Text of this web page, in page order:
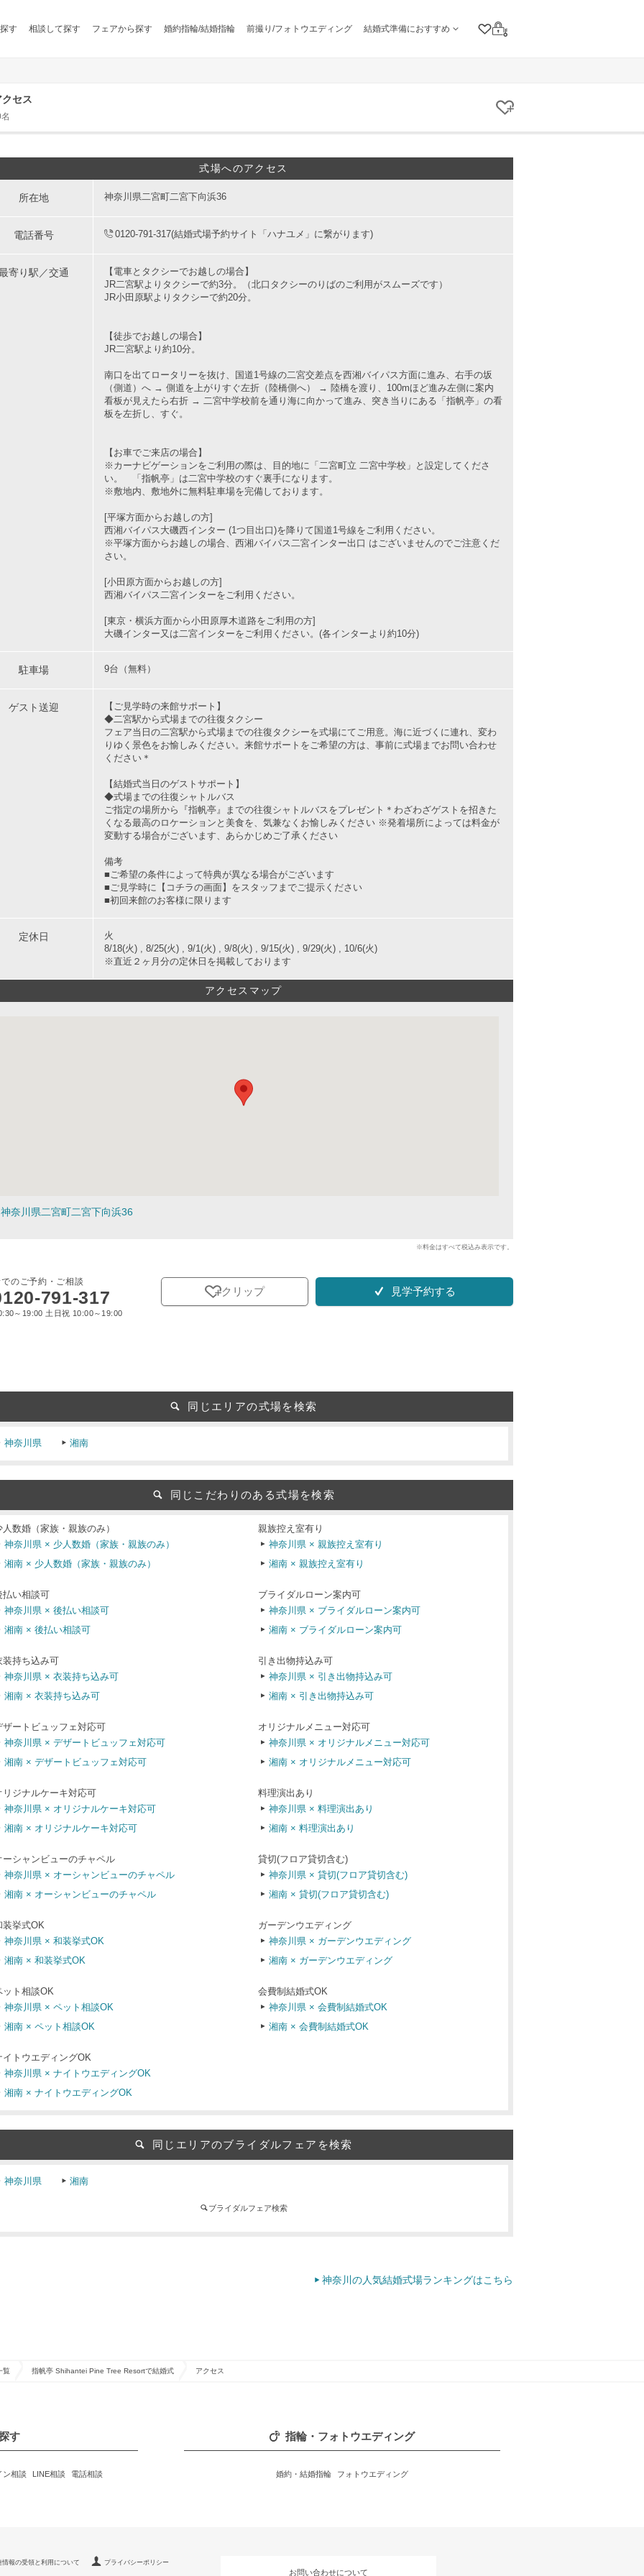
す 相談して探す フェアから探す 婚約指輪/結婚指輪 前撮り/フォトウエディング 結婚式準備におすすめ
クリップリスト
ログイン
セス
クリップする
式場へのアクセス
所在地 神奈川県二宮町二宮下向浜36
電話番号 0120-791-317(結婚式場予約サイト「ハナユメ」に繋がります)
寄り駅／交通
【電車とタクシーでお越しの場合】
JR二宮駅よりタクシーで約3分。（北口タクシーのりばのご利用がスムーズです）
JR小田原駅よりタクシーで約20分。
【徒歩でお越しの場合】
JR二宮駅より約10分。
南口を出てロータリーを抜け、国道1号線の二宮交差点を西湘バイパス方面に進み、右手の坂
（側道）へ → 側道を上がりすぐ左折（陸橋側へ） → 陸橋を渡り、100mほど進み左側に案内
看板が見えたら右折 → 二宮中学校前を通り海に向かって進み、突き当りにある「指帆亭」の看
板を左折し、すぐ。
【お車でご来店の場合】
※カーナビゲーションをご利用の際は、目的地に「二宮町立 二宮中学校」と設定してくださ
い。 「指帆亭」は二宮中学校のすぐ裏手になります。
※敷地内、敷地外に無料駐車場を完備しております。
[平塚方面からお越しの方]
西湘バイパス大磯西インター (1つ目出口)を降りて国道1号線をご利用ください。
※平塚方面からお越しの場合、西湘バイパス二宮インター出口 はございませんのでご注意くだ
さい。
[小田原方面からお越しの方]
西湘バイパス二宮インターをご利用ください。
[東京・横浜方面から小田原厚木道路をご利用の方]
大磯インター又は二宮インターをご利用ください。(各インターより約10分)
駐車場 9台（無料）
ゲスト送迎
【ご見学時の来館サポート】
◆二宮駅から式場までの往復タクシー
フェア当日の二宮駅から式場までの往復タクシーを式場にてご用意。海に近づくに連れ、変わ
りゆく景色をお愉しみください。来館サポートをご希望の方は、事前に式場までお問い合わせ
ください＊
【結婚式当日のゲストサポート】
◆式場までの往復シャトルバス
ご指定の場所から『指帆亭』までの往復シャトルバスをプレゼント＊わざわざゲストを招きた
くなる最高のロケーションと美食を、気兼なくお愉しみください ※発着場所によっては料金が
変動する場合がございます、あらかじめご了承ください
備考
■ご希望の条件によって特典が異なる場合がございます
■ご見学時に【コチラの画面】をスタッフまでご提示ください
■初回来館のお客様に限ります
定休日
火
8/18(火) , 8/25(火) , 9/1(火) , 9/8(火) , 9/15(火) , 9/29(火) , 10/6(火)
※直近２ヶ月分の定休日を掲載しております
アクセスマップ
神奈川県二宮町二宮下向浜36
※料金はすべて税込み表示です。
のご予約・ご相談
791-317
～19:00 土日祝 10:00～19:00
クリップ 見学予約する
同じエリアの式場を検索
神奈川県 湘南
同じこだわりのある式場を検索
人数婚（家族・親族のみ）
神奈川県 × 少人数婚（家族・親族のみ）
湘南 × 少人数婚（家族・親族のみ）
親族控え室有り
神奈川県 × 親族控え室有り
湘南 × 親族控え室有り
払い相談可
神奈川県 × 後払い相談可
湘南 × 後払い相談可
ブライダルローン案内可
神奈川県 × ブライダルローン案内可
湘南 × ブライダルローン案内可
装持ち込み可
神奈川県 × 衣装持ち込み可
湘南 × 衣装持ち込み可
引き出物持込み可
神奈川県 × 引き出物持込み可
湘南 × 引き出物持込み可
ザートビュッフェ対応可
神奈川県 × デザートビュッフェ対応可
湘南 × デザートビュッフェ対応可
オリジナルメニュー対応可
神奈川県 × オリジナルメニュー対応可
湘南 × オリジナルメニュー対応可
リジナルケーキ対応可
神奈川県 × オリジナルケーキ対応可
湘南 × オリジナルケーキ対応可
料理演出あり
神奈川県 × 料理演出あり
湘南 × 料理演出あり
ーシャンビューのチャペル
神奈川県 × オーシャンビューのチャペル
湘南 × オーシャンビューのチャペル
貸切(フロア貸切含む)
神奈川県 × 貸切(フロア貸切含む)
湘南 × 貸切(フロア貸切含む)
装挙式OK
神奈川県 × 和装挙式OK
湘南 × 和装挙式OK
ガーデンウエディング
神奈川県 × ガーデンウエディング
湘南 × ガーデンウエディング
ット相談OK
神奈川県 × ペット相談OK
湘南 × ペット相談OK
会費制結婚式OK
神奈川県 × 会費制結婚式OK
湘南 × 会費制結婚式OK
イトウエディングOK
神奈川県 × ナイトウエディングOK
湘南 × ナイトウエディングOK
同じエリアのブライダルフェアを検索
神奈川県 湘南
ブライダルフェア検索
神奈川の人気結婚式場ランキングはこちら
覧 指帆亭 Shihantei Pine Tree Resortで結婚式 アクセス
す
ン相談 LINE相談 電話相談
指輪・フォトウエディング
婚約・結婚指輪 フォトウエディング
情報の受領と利用について プライバシーポリシー
お問い合わせについて